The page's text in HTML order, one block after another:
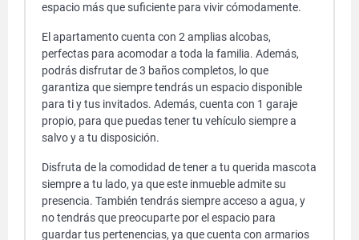
espacio más que suficiente para vivir cómodamente.
El apartamento cuenta con 2 amplias alcobas,
perfectas para acomodar a toda la familia. Además,
podrás disfrutar de 3 baños completos, lo que
garantiza que siempre tendrás un espacio disponible
para ti y tus invitados. Además, cuenta con 1 garaje
propio, para que puedas tener tu vehículo siempre a
salvo y a tu disposición.
Disfruta de la comodidad de tener a tu querida mascota
siempre a tu lado, ya que este inmueble admite su
presencia. También tendrás siempre acceso a agua, y
no tendrás que preocuparte por el espacio para
guardar tus pertenencias, ya que cuenta con armarios